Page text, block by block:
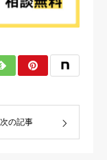
次の記事